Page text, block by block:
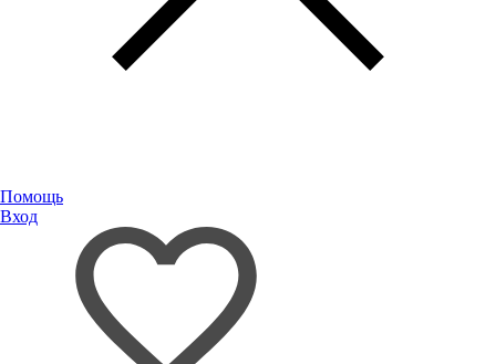
Помощь
Вход